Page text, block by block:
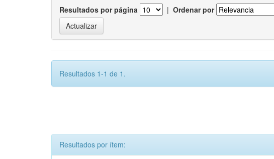
Resultados por página | Ordenar por
Resultados 1-1 de 1.
Resultados por ítem: